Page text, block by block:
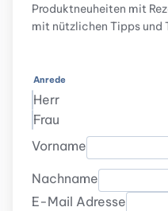
Produktneuheiten mit
mit nützlichen Tipps und
Anrede
Herr
Frau
Vorname
Nachname
E-Mail Adresse